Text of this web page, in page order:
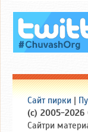
Сайт пирки
(c) 2005-2026
Сайтри